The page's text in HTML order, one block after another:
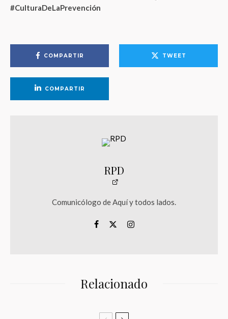
#CulturaDeLaPrevención
COMPARTIR TWEET
COMPARTIR
RPD
Comunicólogo de Aquí y todos lados.
Relacionado